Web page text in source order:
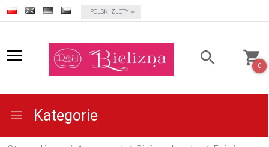
currency_h
POLSKI ZŁOTY
0
Kategorie